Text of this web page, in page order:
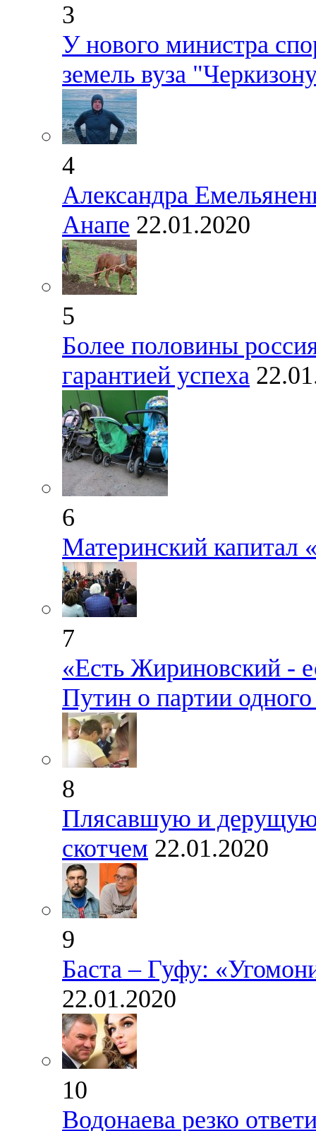
3
У нового министра
земель вуза
4
Александра
Анапе 22.01.2020
5
Более половины
гарантией успеха
6
Материнский капитал
7
«Есть Жириновский -
Путин о партии
8
Плясавшую и
скотчем 22.01.2020
9
Баста – Гуфу:
22.01.2020
10
Водонаева резко